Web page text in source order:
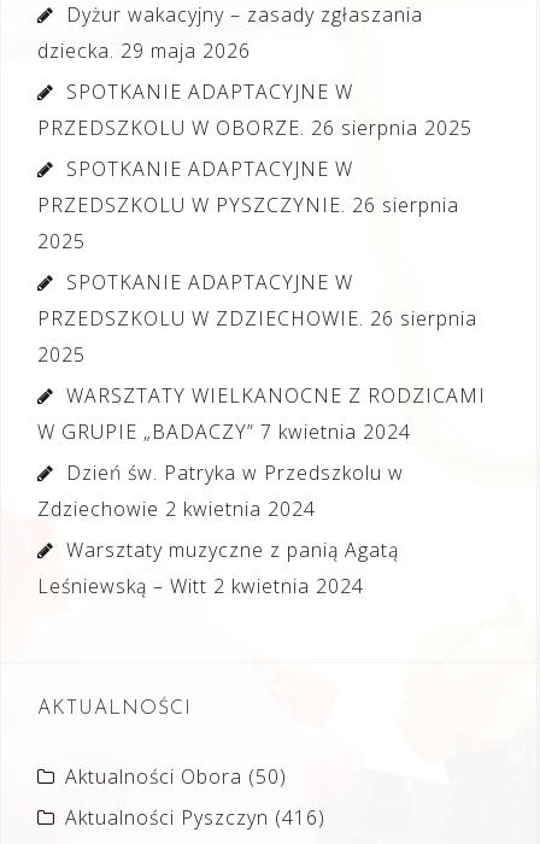
Dyżur wakacyjny – zasady zgłaszania
dziecka. 29 maja 2026
SPOTKANIE ADAPTACYJNE W
PRZEDSZKOLU W OBORZE. 26 sierpnia 2025
SPOTKANIE ADAPTACYJNE W
PRZEDSZKOLU W PYSZCZYNIE. 26 sierpnia
2025
SPOTKANIE ADAPTACYJNE W
PRZEDSZKOLU W ZDZIECHOWIE. 26 sierpnia
2025
WARSZTATY WIELKANOCNE Z RODZICAMI
W GRUPIE „BADACZY” 7 kwietnia 2024
Dzień św. Patryka w Przedszkolu w
Zdziechowie 2 kwietnia 2024
Warsztaty muzyczne z panią Agatą
Leśniewską – Witt 2 kwietnia 2024
AKTUALNOŚCI
Aktualności Obora (50)
Aktualności Pyszczyn (416)